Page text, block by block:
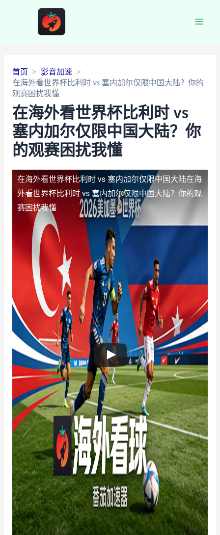
首页
影音加速
在海外看世界杯比利时 vs 塞内加尔仅限中国大陆？你的
观赛困扰我懂
在海外看世界杯比利时 vs
塞内加尔仅限中国大陆？你
的观赛困扰我懂
在海外看世界杯比利时 vs 塞内加尔仅限中国大陆在海
外看世界杯比利时 vs 塞内加尔仅限中国大陆？你的观
赛困扰我懂